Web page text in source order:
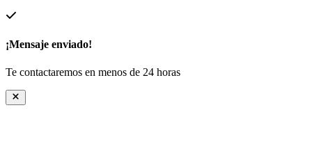
¡Mensaje enviado!
Te contactaremos en menos de 24 horas